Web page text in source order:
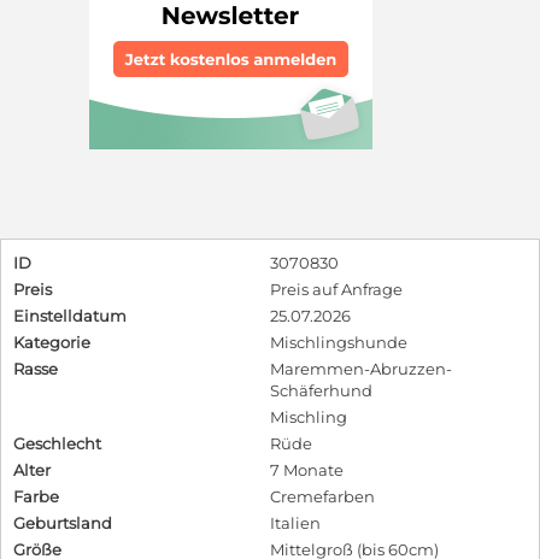
ID
3070830
Preis
Preis auf Anfrage
Einstelldatum
25.07.2026
Kategorie
Mischlingshunde
Rasse
Maremmen-Abruzzen-
Schäferhund
Mischling
Geschlecht
Rüde
Alter
7 Monate
Farbe
Cremefarben
Geburtsland
Italien
Größe
Mittelgroß (bis 60cm)